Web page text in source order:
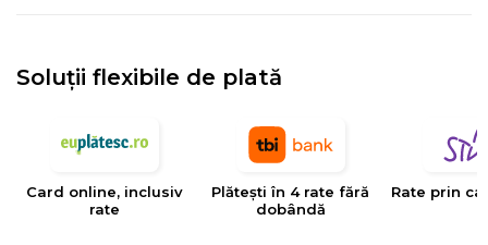
Soluții flexibile de plată
Card online, inclusiv
rate
Plătești în 4 rate fără
dobândă
Rate prin